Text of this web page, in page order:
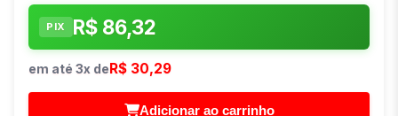
PIX R$ 86,32
em até 3x deR$ 30,29
Adicionar ao carrinho